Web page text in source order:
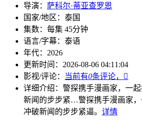
导演： 萨科尔·蒂亚查罗恩
国家/地区： 泰国
集数： 每集 45分钟
语言/字幕： 泰语
年代： 2026
更新时间： 2026-08-06 04:11:04
影视/评论：
当前有0条评论，

详细介绍： 警探携手漫画家，一
新闻的步步紧…警探携手漫画家，
冲破新闻的步步紧逼。 详情